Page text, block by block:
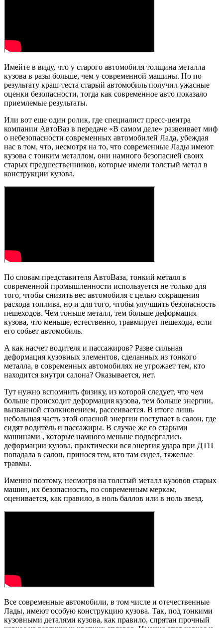
Имейте в виду, что у старого автомобиля толщина металла
кузова в разы больше, чем у современной машины. Но по
результату краш-теста старый автомобиль получил ужасные
оценки безопасности, тогда как современное авто показало
приемлемые результаты.
Или вот еще один ролик, где специалист пресс-центра
компании АвтоВаз в передаче «В самом деле» развеивает миф
о небезопасности современных автомобилей Лада, убеждая
нас в том, что, несмотря на то, что современные Лады имеют
кузова с тонким металлом, они намного безопасней своих
старых предшественников, которые имели толстый метал в
конструкции кузова.
По словам представителя АвтоВаза, тонкий металл в
современной промышленности используется не только для
того, чтобы снизить вес автомобиля с целью сокращения
расхода топлива, но и для того, чтобы улучшить безопасность
пешеходов. Чем тоньше металл, тем больше деформация
кузова, что меньше, естественно, травмирует пешехода, если
его собьет автомобиль.
А как насчет водителя и пассажиров? Разве сильная
деформация кузовных элементов, сделанных из тонкого
металла, в современных автомобилях не угрожает тем, кто
находится внутри салона? Оказывается, нет.
Тут нужно вспомнить физику, из которой следует, что чем
больше происходит деформация кузова, тем больше энергии,
вызванной столкновением, рассеивается. В итоге лишь
небольшая часть этой опасной энергии поступает в салон, где
сидят водитель и пассажиры. В случае же со старыми
машинами , которые намного меньше подвергались
деформации кузова, практически вся энергия удара при ДТП
попадала в салон, принося тем, кто там сидел, тяжелые
травмы.
Именно поэтому, несмотря на толстый металл кузовов старых
машин, их безопасность, по современным меркам,
оценивается, как правило, в ноль баллов или в ноль звезд.
Все современные автомобили, в том числе и отечественные
Лады, имеют особую конструкцию кузова. Так, под тонкими
кузовными деталями кузова, как правило, спрятан прочный